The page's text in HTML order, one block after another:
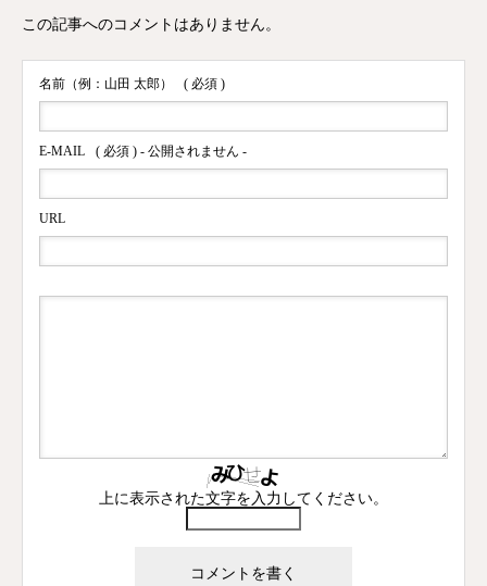
この記事へのコメントはありません。
名前（例：山田 太郎） ( 必須 )
E-MAIL ( 必須 ) - 公開されません -
URL
上に表示された文字を入力してください。